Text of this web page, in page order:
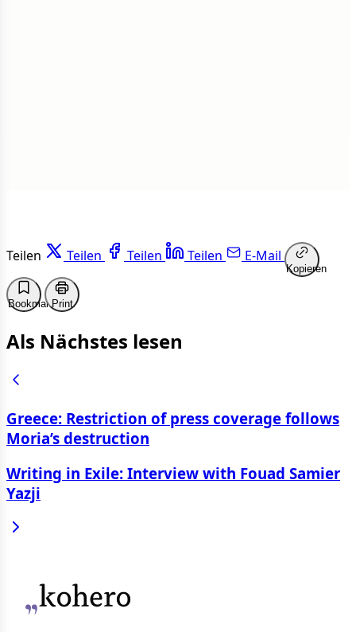
Teilen Teilen Teilen Teilen E-Mail
Kopieren
BookmarkPrint
Als Nächstes lesen
Greece: Restriction of press coverage follows
Moria’s destruction
Writing in Exile: Interview with Fouad Samier
Yazji